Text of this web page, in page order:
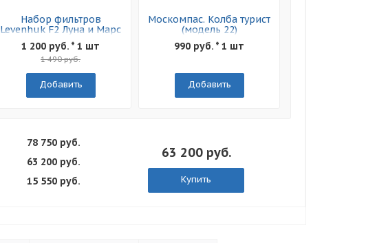
Набор фильтров
Levenhuk F2 Луна и Марс
1 200 руб. * 1 шт
1 490 руб.
Добавить
Москомпас. Колба турист
(модель 22)
990 руб. * 1 шт
Добавить
78 750 руб.
63 200 руб.
15 550 руб.
63 200 руб.
Купить